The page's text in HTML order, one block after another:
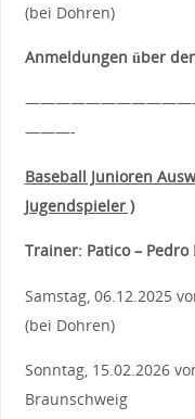
(bei Dohren)
Anmeldungen über
———-
Baseball Junioren
Jugendspieler )
Trainer: Patico –
Samstag, 06.12.2025
(bei Dohren)
Sonntag, 15.02.2026
Braunschweig